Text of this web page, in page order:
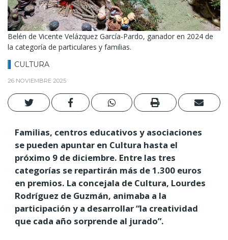
Belén de Vicente Velázquez García-Pardo, ganador en 2024 de
la categoría de particulares y familias.
CULTURA
26 NOVIEMBRE 2025
Familias, centros educativos y asociaciones
se pueden apuntar en Cultura hasta el
próximo 9 de diciembre. Entre las tres
categorías se repartirán más de 1.300 euros
en premios. La concejala de Cultura, Lourdes
Rodríguez de Guzmán, animaba a la
participación y a desarrollar “la creatividad
que cada año sorprende al jurado”.